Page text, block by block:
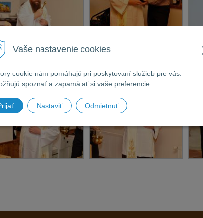
Vaše nastavenie cookies
cookie nám pomáhajú pri poskytovaní služieb pre vás.
spoznať a zapamätať si vaše preferencie.
Nastaviť Odmietnuť